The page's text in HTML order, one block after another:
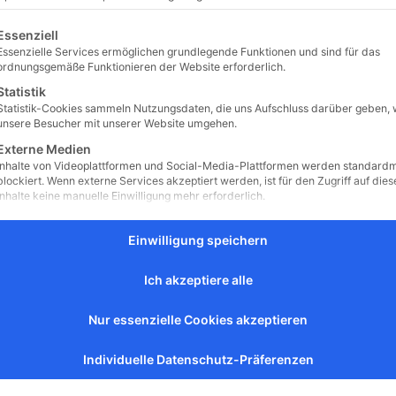
des
katholischen
konkrete
von
alle, die ans
Lehrschreiben
es um Ehe und
eine Liste der Service-Gruppen, für die eine Einwilligung erteilt
Services ermöglichen grundlegende Funktionen und sind für das
Funktionieren der Website erforderlich.
Cookies sammeln Nutzungsdaten, die uns Aufschluss darüber geben,
Besucher mit unserer Website umgehen.
Medien
von Videoplattformen und Social-Media-Plattformen werden
Wenn externe Services akzeptiert werden, ist für den Zugriff auf
keine manuelle Einwilligung mehr erforderlich.
Einwilligung speichern
Ich akzeptiere alle
Nur essenzielle Cookies akzeptieren
Individuelle Datenschutz-Präferenzen